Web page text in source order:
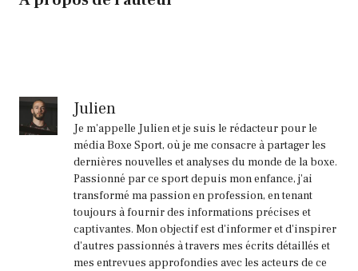
Julien
Je m'appelle Julien et je suis le rédacteur pour le
média Boxe Sport, où je me consacre à partager les
dernières nouvelles et analyses du monde de la boxe.
Passionné par ce sport depuis mon enfance, j'ai
transformé ma passion en profession, en tenant
toujours à fournir des informations précises et
captivantes. Mon objectif est d'informer et d'inspirer
d'autres passionnés à travers mes écrits détaillés et
mes entrevues approfondies avec les acteurs de ce